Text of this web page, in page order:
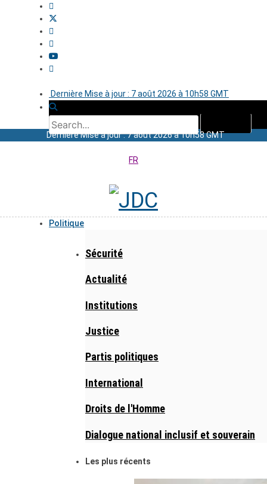
Dernière Mise à jour : 7 août 2026 à 10h58 GMT
Dernière Mise à jour : 7 août 2026 à 10h58 GMT
FR
Politique
Sécurité
Actualité
Institutions
Justice
Partis politiques
International
Droits de l'Homme
Dialogue national inclusif et souverain
Les plus récents